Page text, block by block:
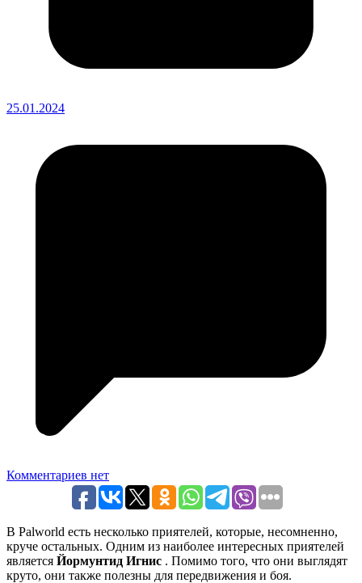
25.01.2024
Комментариев нет
В Palworld есть несколько приятелей, которые, несомненно,
круче остальных. Одним из наиболее интересных приятелей
является Йормунтид Игнис . Помимо того, что они выглядят
круто, они также полезны для передвижения и боя.